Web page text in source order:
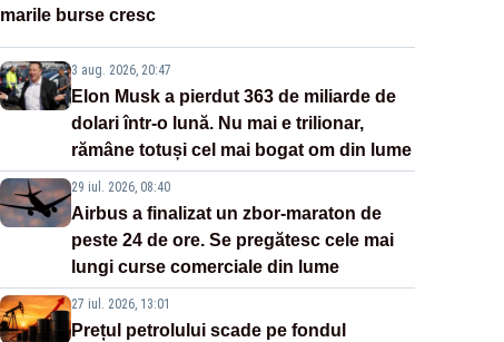
marile burse cresc
3 aug. 2026, 20:47
Elon Musk a pierdut 363 de miliarde de
dolari într-o lună. Nu mai e trilionar,
rămâne totuși cel mai bogat om din lume
29 iul. 2026, 08:40
Airbus a finalizat un zbor-maraton de
peste 24 de ore. Se pregătesc cele mai
lungi curse comerciale din lume
27 iul. 2026, 13:01
Prețul petrolului scade pe fondul